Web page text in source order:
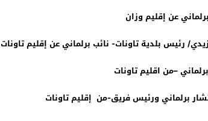
عن إقليم وزان
رئيس بلدية تاونات- نائب برلماني عن إقليم تاونات
–من اقليم تاونات
برلماني ورئيس فريق-من إقليم تاونات